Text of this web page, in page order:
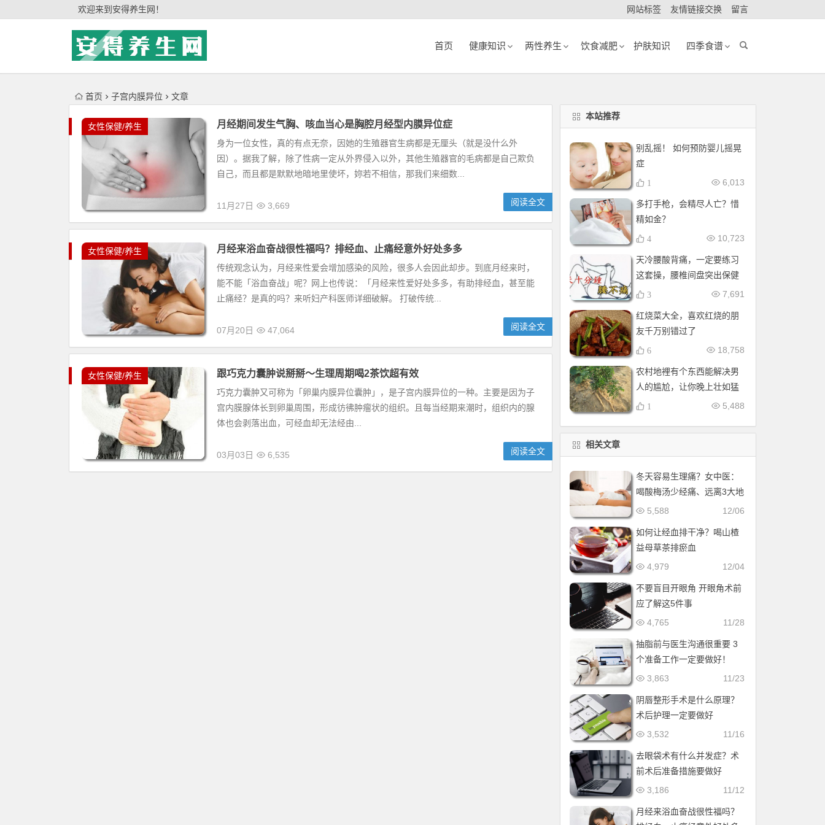
欢迎来到安得养生网！ 网站标签 友情链接交换 留言
首页 健康知识 两性养生 饮食减肥 护肤知识 四季食谱
首页 子宫内膜异位 文章
女性保健/养生 月经期间发生气胸、咳血当心是胸腔月经型内膜异位症
身为一位女性，真的有点无奈，因她的生殖器官生病都是无厘头（就是没什么外
因）。据我了解，除了性病一定从外界侵入以外，其他生殖器官的毛病都是自己欺负
自己，而且都是默默地暗地里使坏，妳若不相信，那我们来细数...
11月27日 3,669 阅读全文
女性保健/养生 月经来浴血奋战很性福吗？排经血、止痛经意外好处多多
传统观念认为，月经来性爱会增加感染的风险，很多人会因此却步。到底月经来时，
能不能「浴血奋战」呢？网上也传说：「月经来性爱好处多多，有助排经血，甚至能
止痛经？是真的吗？来听妇产科医师详细破解。 打破传统...
07月20日 47,064 阅读全文
女性保健/养生 跟巧克力囊肿说掰掰～生理周期喝2茶饮超有效
巧克力囊肿又可称为「卵巢内膜异位囊肿」，是子宫内膜异位的一种。主要是因为子
宫内膜腺体长到卵巢周围，形成彷彿肿瘤状的组织。且每当经期来潮时，组织内的腺
体也会剥落出血，可经血却无法经由...
03月03日 6,535 阅读全文
本站推荐
别乱摇！ 如何预防婴儿摇晃
症
6,013
1
多打手枪，会精尽人亡？惜
精如金？
10,723
4
天冷腰酸背痛，一定要练习
这套操，腰椎间盘突出保健
操，全套收好！每天十分钟
7,691
3
红烧菜大全，喜欢红烧的朋
友千万别错过了
18,758
6
农村地裡有个东西能解决男
人的尴尬，让你晚上壮如猛
牛床受不了
5,488
1
相关文章
冬天容易生理痛？女中医：
喝酸梅汤少经痛、远离3大地
雷
12/06
5,588
如何让经血排干净？喝山楂
益母草茶排瘀血
12/04
4,979
不要盲目开眼角 开眼角术前
应了解这5件事
11/28
4,765
抽脂前与医生沟通很重要 3
个准备工作一定要做好！
11/23
3,863
阴唇整形手术是什么原理？
术后护理一定要做好
11/16
3,532
去眼袋术有什么并发症？术
前术后准备措施要做好
11/12
3,186
月经来浴血奋战很性福吗？